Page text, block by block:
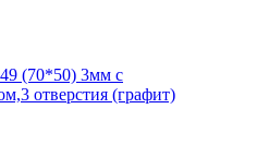
(70*50) 3мм с
отверстия (графит)